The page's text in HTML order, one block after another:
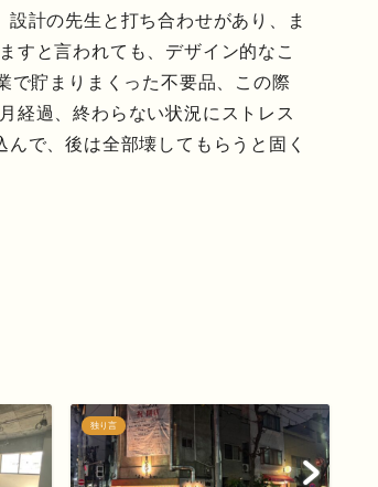
計の先生と打ち合わせがあり、ま
すと言われても、デザイン的なこ
で貯まりまくった不要品、この際
経過、終わらない状況にストレス
で、後は全部壊してもらうと固く
独り言